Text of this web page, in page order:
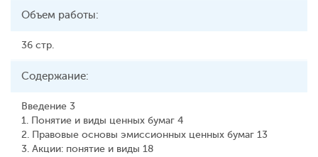
Объем работы:
36 стр.
Содержание:
Введение 3
1. Понятие и виды ценных бумаг 4
2. Правовые основы эмиссионных ценных бумаг 13
3. Акции: понятие и виды 18